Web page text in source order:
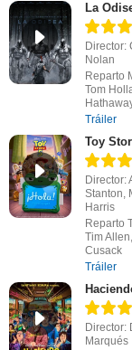
La
Director:
Nolan
Reparto
Tom
Tráiler
Toy
Director:
Stanton,
Harris
Reparto
Tim
Cusack
Tráiler
Director:
Marqués